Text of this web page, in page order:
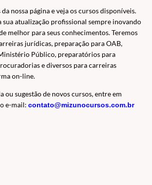
nossa página e veja os cursos disponíveis.
sua atualização profissional sempre inovando
melhor para seus conhecimentos. Teremos
jurídicas, preparação para OAB,
Público, preparatórios para
e diversos para carreiras
on-line.
ou sugestão de novos cursos, entre em
e-mail: contato@mizunocursos.com.br